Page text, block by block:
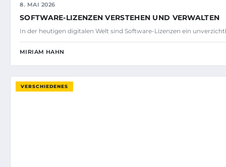
8. MAI 2026
SOFTWARE-LIZENZEN VERSTEHEN UND VERWALTEN
In der heutigen digitalen Welt sind Software-Lizenzen ein
MIRIAM HAHN
VERSCHIEDENES